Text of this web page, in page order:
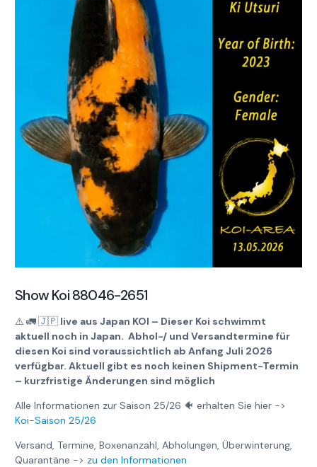
Show Koi 88046-2651
⚠️ 🚛🇯🇵 live aus Japan KOI – Dieser Koi schwimmt
aktuell noch in Japan. Abhol-/ und Versandtermine für
diesen Koi sind voraussichtlich ab Anfang Juli 2026
verfügbar. Aktuell gibt es noch keinen Shipment-Termin
– kurzfristige Änderungen sind möglich
Alle Informationen zur Saison 25/26 🐠 erhalten Sie hier ->
Koi-Saison 25/26
Versand, Termine, Boxenanzahl, Abholungen, Überwinterung,
Quarantäne -> zu den Informationen